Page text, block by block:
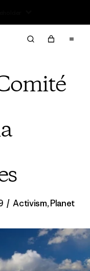
/ Activism,Planet